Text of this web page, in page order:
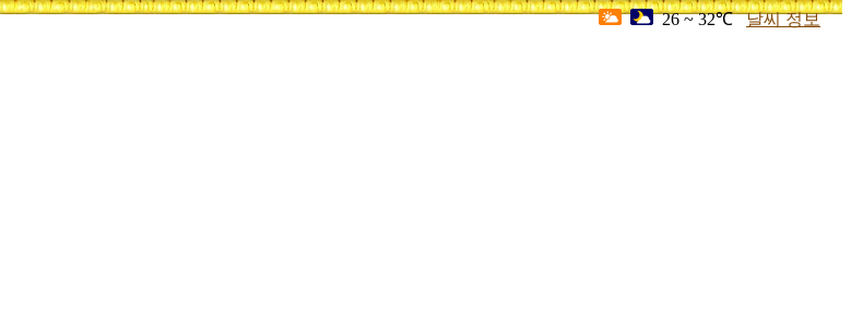
26 ~ 32℃ 날씨 정보